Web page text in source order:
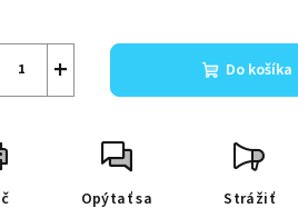
+ Do košíka
Opýtať sa Strážiť